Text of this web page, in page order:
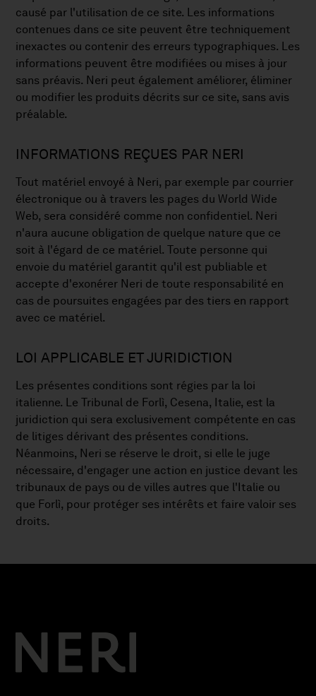
causé par l'utilisation de ce site. Les informations
contenues dans ce site peuvent être techniquement
inexactes ou contenir des erreurs typographiques. Les
informations peuvent être modifiées ou mises à jour
sans préavis. Neri peut également améliorer, éliminer
ou modifier les produits décrits sur ce site, sans avis
préalable.
INFORMATIONS REÇUES PAR NERI
Tout matériel envoyé à Neri, par exemple par courrier
électronique ou à travers les pages du World Wide
Web, sera considéré comme non confidentiel. Neri
n'aura aucune obligation de quelque nature que ce
soit à l'égard de ce matériel. Toute personne qui
envoie du matériel garantit qu'il est publiable et
accepte d'exonérer Neri de toute responsabilité en
cas de poursuites engagées par des tiers en rapport
avec ce matériel.
LOI APPLICABLE ET JURIDICTION
Les présentes conditions sont régies par la loi
italienne. Le Tribunal de Forlì, Cesena, Italie, est la
juridiction qui sera exclusivement compétente en cas
de litiges dérivant des présentes conditions.
Néanmoins, Neri se réserve le droit, si elle le juge
nécessaire, d'engager une action en justice devant les
tribunaux de pays ou de villes autres que l'Italie ou
que Forlì, pour protéger ses intérêts et faire valoir ses
droits.